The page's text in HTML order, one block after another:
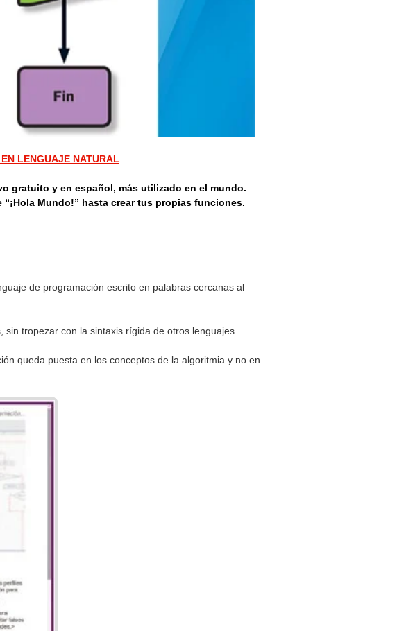
LENGUAJE NATURAL
gratuito y en español, más utilizado en el mundo.
Mundo!” hasta crear tus propias funciones.
de programación escrito en palabras cercanas al
tropezar con la sintaxis rígida de otros lenguajes.
queda puesta en los conceptos de la algoritmia y no en